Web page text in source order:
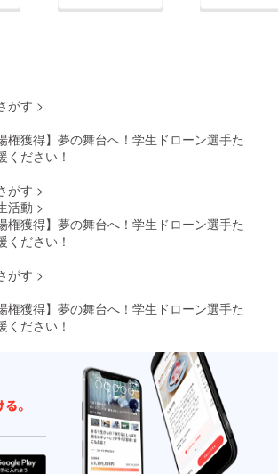
がす >
権獲得】夢の舞台へ！学生ドローン選手た
ください！
がす >
活動 >
権獲得】夢の舞台へ！学生ドローン選手た
ください！
がす >
権獲得】夢の舞台へ！学生ドローン選手た
ください！